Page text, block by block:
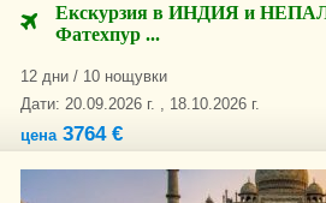
Екскурзия в ИНДИЯ и НЕПАЛ
Фатехпур ...
12 дни / 10 нощувки
Дати: 20.09.2026 г. , 18.10.2026 г.
цена3764 €